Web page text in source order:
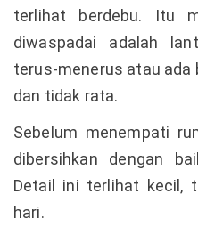
terlihat berdebu. Itu
diwaspadai adalah
terus-menerus atau ada
dan tidak rata.
Sebelum menempati
dibersihkan dengan
Detail ini terlihat kecil,
hari.